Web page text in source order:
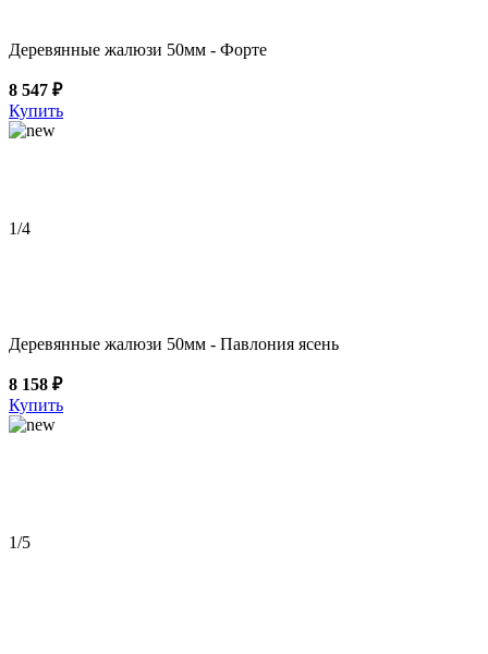
Деревянные жалюзи 50мм - Форте
8 547 ₽
Купить
1/4
Деревянные жалюзи 50мм - Павлония ясень
8 158 ₽
Купить
1/5